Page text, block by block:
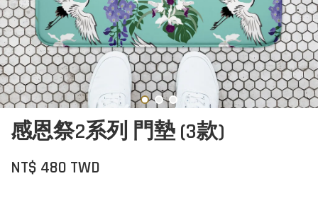
感恩祭2系列 門墊 (3款)
NT$ 480 TWD